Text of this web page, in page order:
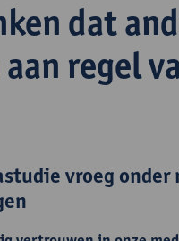
dat
regel
vroeg